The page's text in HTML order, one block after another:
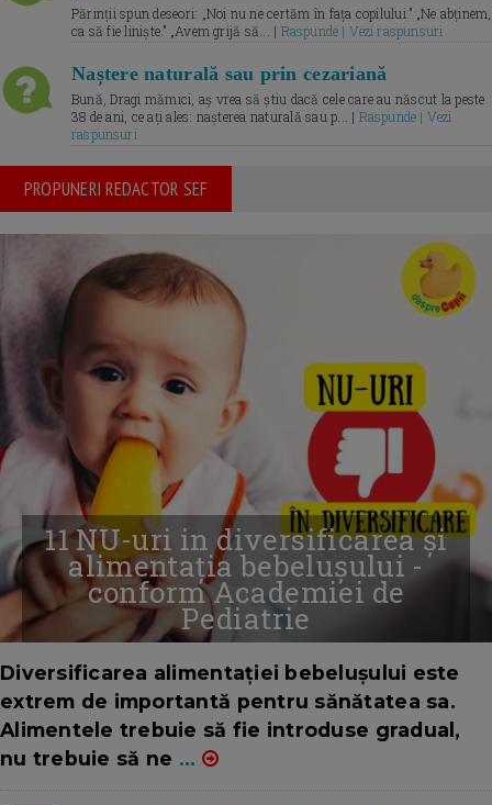
Părinții spun deseori: „Noi nu ne certăm în fața copilului.” „Ne abținem,
ca să fie liniște.” „Avem grijă să... | Raspunde | Vezi raspunsuri
Naștere naturală sau prin cezariană
Bună, Dragi mămici, aș vrea să știu dacă cele care au născut la peste
38 de ani, ce ați ales: nașterea naturală sau p... | Raspunde | Vezi
raspunsuri
PROPUNERI REDACTOR SEF
11 NU-uri in diversificarea și
alimentația bebelușului -
conform Academiei de
Pediatrie
Diversificarea alimentației bebelușului este
extrem de importantă pentru sănătatea sa.
Alimentele trebuie să fie introduse gradual,
nu trebuie să ne ...